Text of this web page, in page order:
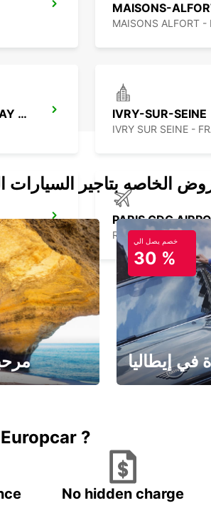
MAISONS-
MAISONS ALFORT -
PARIS GARE DE LYON RAILWAY STATION IVRY-SUR-SEINE
IVRY SUR SEINE -
PARIS CDG
ROISSY EN FRANCE
PARIS GARE SAINT-LAZARE RAILWAY STATION
الخاصه بتاجير السيارات
خصم يصل الي
30 %
في إيطاليا
?
No hidden charge